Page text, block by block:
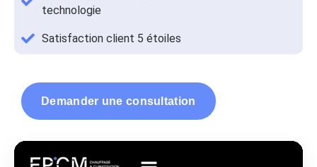
technologie
Satisfaction client 5 étoiles
Demander une consultation